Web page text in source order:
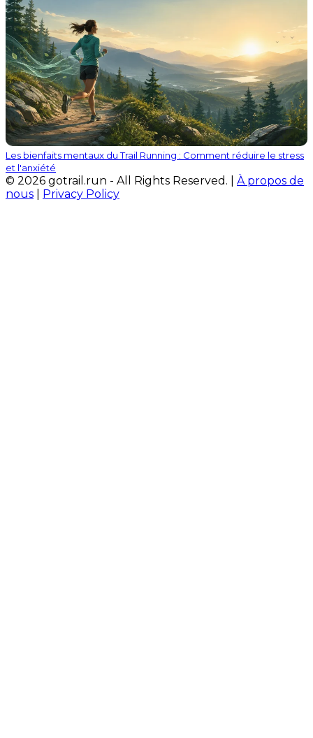
Les bienfaits mentaux du Trail Running : Comment réduire le stress
et l'anxiété
© 2026 gotrail.run - All Rights Reserved. | À propos de
nous
Privacy Policy